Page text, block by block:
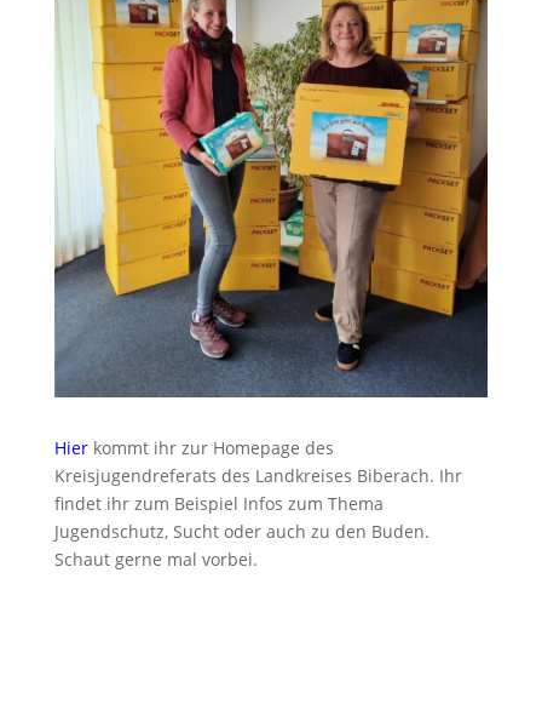
Hierkommt ihr zur Homepage des
Kreisjugendreferats des Landkreises Biberach. Ihr
findet ihr zum Beispiel Infos zum Thema
Jugendschutz, Sucht oder auch zu den Buden.
Schaut gerne mal vorbei.